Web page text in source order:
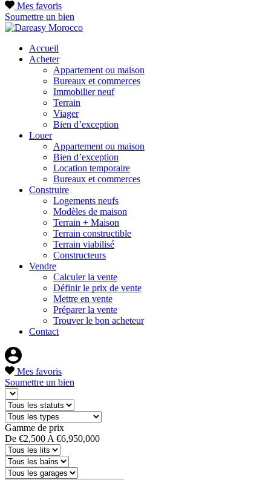
Mes favoris
Soumettre un bien
Accueil
Acheter
Appartement ou maison
Bureaux et commerces
Immobilier neuf
Terrain
Viager
Bien d’exception
Louer
Appartement ou maison
Bien d’exception
Location temporaire
Bureaux et commerces
Construire
Logements neufs
Modèles de maison
Terrain + Maison
Terrain constructible
Terrain viabilisé
Constructeurs
Vendre
Calculer la vente
Définir le prix de vente
Mettre en vente
Préparer la vente
Trouver le bon acheteur
Contact
Mes favoris
Soumettre un bien
Gamme de prix
De €2,500 A €6,950,000